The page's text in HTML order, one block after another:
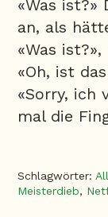
«Was ist?»
an, als
«Was
«Oh, ist
«Sorry, ich
mal die
Schlagwörter:
Meisterdieb,